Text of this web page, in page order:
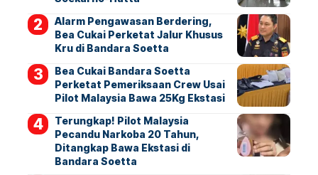
Alarm Pengawasan Berdering,
Bea Cukai Perketat Jalur Khusus
Kru di Bandara Soetta
Bea Cukai Bandara Soetta
Perketat Pemeriksaan Crew Usai
Pilot Malaysia Bawa 25Kg Ekstasi
Terungkap! Pilot Malaysia
Pecandu Narkoba 20 Tahun,
Ditangkap Bawa Ekstasi di
Bandara Soetta